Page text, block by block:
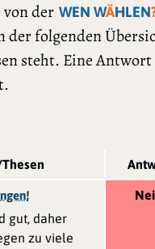
der WEN WÄHLEN
folgenden
steht. Eine
gut, daher
zu viele